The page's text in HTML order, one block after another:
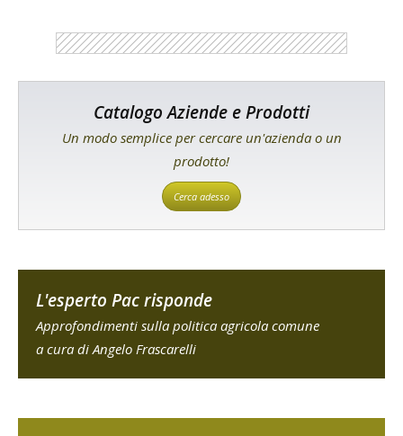
Catalogo Aziende e Prodotti
Un modo semplice per cercare un'azienda o un
prodotto!
Cerca adesso
L'esperto Pac risponde
Approfondimenti sulla politica agricola comune
a cura di Angelo Frascarelli